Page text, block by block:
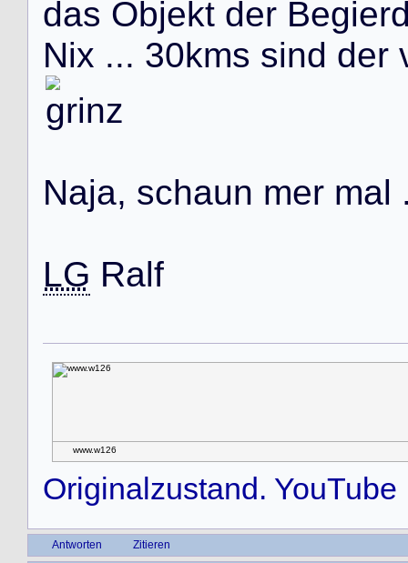
das Objekt der Begier
Nix ... 30kms sind der
Naja, schaun mer mal
LG Ralf
www.w126
Originalzustand. YouTube
Antworten Zitieren